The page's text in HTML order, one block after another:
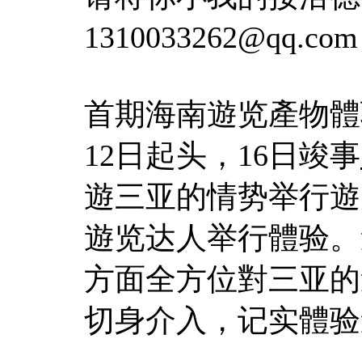
首期海南遊览產物
12日起头，16日竣事
遊三亚的情势举行
遊览达人举行體验
方面全方位對三亚
切身介入，记实體